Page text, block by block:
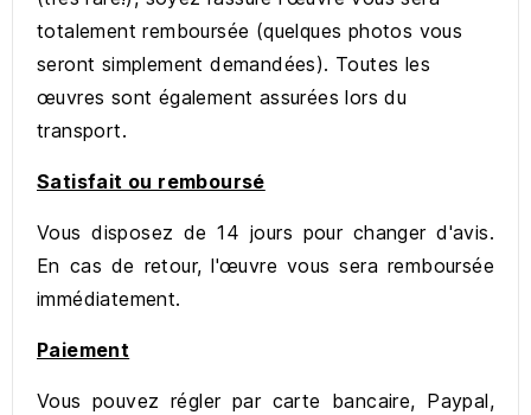
totalement remboursée (quelques photos vous
seront simplement demandées). Toutes les
œuvres sont également assurées lors du
transport.
Satisfait ou remboursé
Vous disposez de 14 jours pour changer d'avis.
En cas de retour, l'œuvre vous sera remboursée
immédiatement.
Paiement
Vous pouvez régler par carte bancaire, Paypal,